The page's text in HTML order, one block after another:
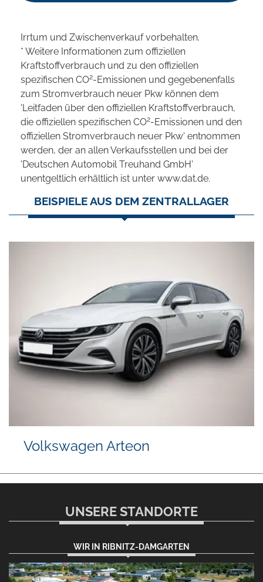
Irrtum und Zwischenverkauf vorbehalten.
* Weitere Informationen zum offiziellen
Kraftstoffverbrauch und zu den offiziellen
spezifischen CO2-Emissionen und gegebenenfalls
zum Stromverbrauch neuer Pkw können dem
'Leitfaden über den offiziellen Kraftstoffverbrauch,
die offiziellen spezifischen CO2-Emissionen und den
offiziellen Stromverbrauch neuer Pkw' entnommen
werden, der an allen Verkaufsstellen und bei der
'Deutschen Automobil Treuhand GmbH'
unentgeltlich erhältlich ist unter www.dat.de.
BEISPIELE AUS DEM ZENTRALLAGER
Volkswagen Arteon
UNSERE STANDORTE
WIR IN RIBNITZ-DAMGARTEN